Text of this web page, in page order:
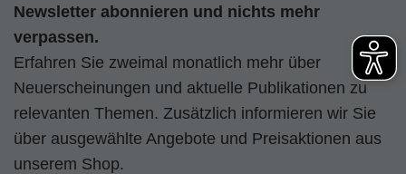
Newsletter abonnieren und nichts mehr
verpassen.
Erfahren Sie zweimal monatlich mehr über
Neuerscheinungen und aktuelle Publikationen zu
relevanten Themen. Zusätzlich informieren wir Sie
über ausgewählte Angebote und Preisaktionen aus
unserem Shop.